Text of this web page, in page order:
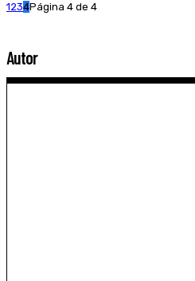
1234Página 4 de 4
Autor